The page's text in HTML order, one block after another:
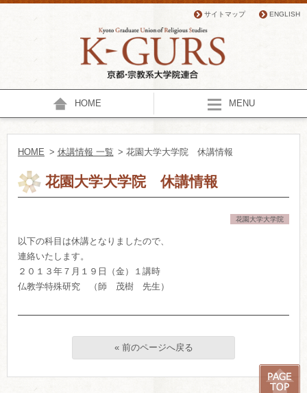
サイトマップ ENGLISH
HOME MENU
HOME > 休講情報 一覧 > 花園大学大学院 休講情報
花園大学大学院 休講情報
花園大学大学院
以下の科目は休講となりましたので、
連絡いたします。
２０１３年７月１９日（金）１講時
仏教学特殊研究 （師 茂樹 先生）
« 前のページへ戻る